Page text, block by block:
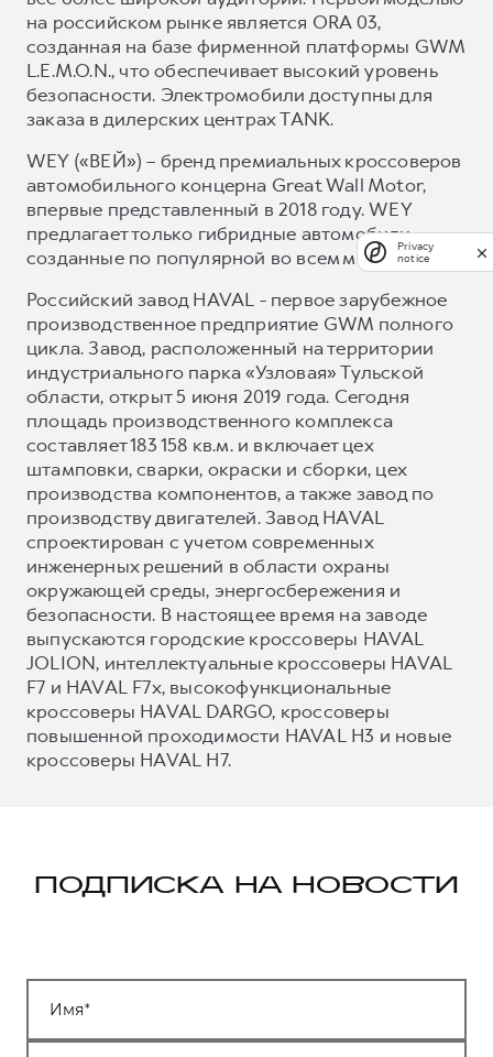
на российском рынке является ORA 03,
созданная на базе фирменной платформы GWM
L.E.M.O.N., что обеспечивает высокий уровень
безопасности. Электромобили доступны для
заказа в дилерских центрах TANK.
WEY («ВЕЙ») – бренд премиальных кроссоверов
автомобильного концерна Great Wall Motor,
впервые представленный в 2018 году. WEY
предлагает только гибридные автомобили,
созданные по популярной во всем мире схеме.
Российский завод HAVAL - первое зарубежное
производственное предприятие GWM полного
цикла. Завод, расположенный на территории
индустриального парка «Узловая» Тульской
области, открыт 5 июня 2019 года. Сегодня
площадь производственного комплекса
составляет 183 158 кв.м. и включает цех
штамповки, сварки, окраски и сборки, цех
производства компонентов, а также завод по
производству двигателей. Завод HAVAL
спроектирован с учетом современных
инженерных решений в области охраны
окружающей среды, энергосбережения и
безопасности. В настоящее время на заводе
выпускаются городские кроссоверы HAVAL
JOLION, интеллектуальные кроссоверы HAVAL
F7 и HAVAL F7x, высокофункциональные
кроссоверы HAVAL DARGO, кроссоверы
повышенной проходимости HAVAL H3 и новые
кроссоверы HAVAL H7.
ПОДПИСКА НА НОВОСТИ
Имя
Privacy
notice